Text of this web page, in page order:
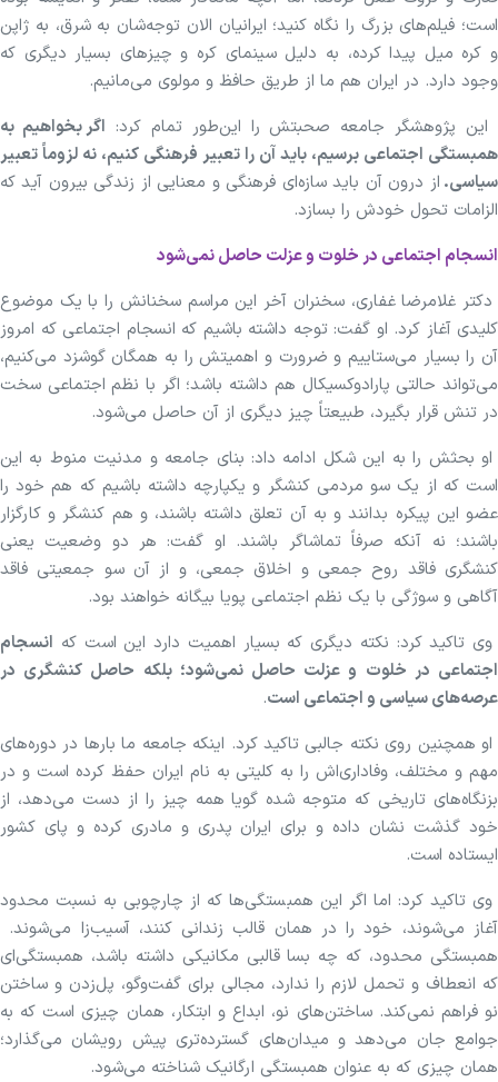
است؛ فیلم‌های بزرگ را نگاه کنید؛ ایرانیان الان توجه‌شان به شرق، به ژاپن
و کره میل پیدا کرده، به دلیل سینمای کره و چیز‌های بسیار دیگری که
وجود دارد. در ایران هم ما از طریق حافظ و مولوی می‌مانیم.
این پژوهشگر جامعه صحبتش را این‌طور تمام کرد: اگر بخواهیم به
همبستگی اجتماعی برسیم، باید آن را تعبیر فرهنگی کنیم، نه لزوماً تعبیر
سیاسی. از درون آن باید سازه‌ای فرهنگی و معنایی از زندگی بیرون آید که
الزامات تحول خودش را بسازد.
انسجام اجتماعی در خلوت و عزلت حاصل نمی‌شود
دکتر غلامرضا غفاری، سخنران آخر این مراسم سخنانش را با یک موضوع
کلیدی آغاز کرد. او گفت: توجه داشته باشیم که انسجام اجتماعی که امروز
آن را بسیار می‌ستاییم و ضرورت و اهمیتش را به همگان گوشزد می‌کنیم،
می‌تواند حالتی پارادوکسیکال هم داشته باشد؛ اگر با نظم اجتماعی سخت
در تنش قرار بگیرد، طبیعتاً چیز دیگری از آن حاصل می‌شود.
او بحثش را به این شکل ادامه داد: بنای جامعه و مدنیت منوط به این
است که از یک سو مردمی کنشگر و یکپارچه داشته باشیم که هم خود را
عضو این پیکره بدانند و به آن تعلق داشته باشند، و هم کنشگر و کارگزار
باشند؛ نه آنکه صرفاً تماشاگر باشند. او گفت: هر دو وضعیت یعنی
کنشگری فاقد روح جمعی و اخلاق جمعی، و از آن سو جمعیتی فاقد
آگاهی و سوژگی با یک نظم اجتماعی پویا بیگانه خواهند بود.
وی تاکید کرد: نکته دیگری که بسیار اهمیت دارد این است که انسجام
اجتماعی در خلوت و عزلت حاصل نمی‌شود؛ بلکه حاصل کنشگری در
عرصه‌های سیاسی و اجتماعی است.
او همچنین روی نکته جالبی تاکید کرد. اینکه جامعه ما بار‌ها در دوره‌های
مهم و مختلف، وفاداری‌اش را به کلیتی به نام ایران حفظ کرده است و در
بزنگاه‌های تاریخی که متوجه شده گویا همه چیز را از دست می‌دهد، از
خود گذشت نشان داده و برای ایران پدری و مادری کرده و پای کشور
ایستاده است.
وی تاکید کرد: اما اگر این همبستگی‌ها که از چارچوبی به نسبت محدود
آغاز می‌شوند، خود را در همان قالب زندانی کنند، آسیب‌زا می‌شوند.
همبستگی محدود، که چه بسا قالبی مکانیکی داشته باشد، همبستگی‌ای
که انعطاف و تحمل لازم را ندارد، مجالی برای گفت‌و‌گو، پل‌زدن و ساختن
نو فراهم نمی‌کند. ساختن‌های نو، ابداع و ابتکار، همان چیزی است که به
جوامع جان می‌دهد و میدان‌های گسترده‌تری پیش رویشان می‌گذارد؛
همان چیزی که به عنوان همبستگی ارگانیک شناخته می‌شود.